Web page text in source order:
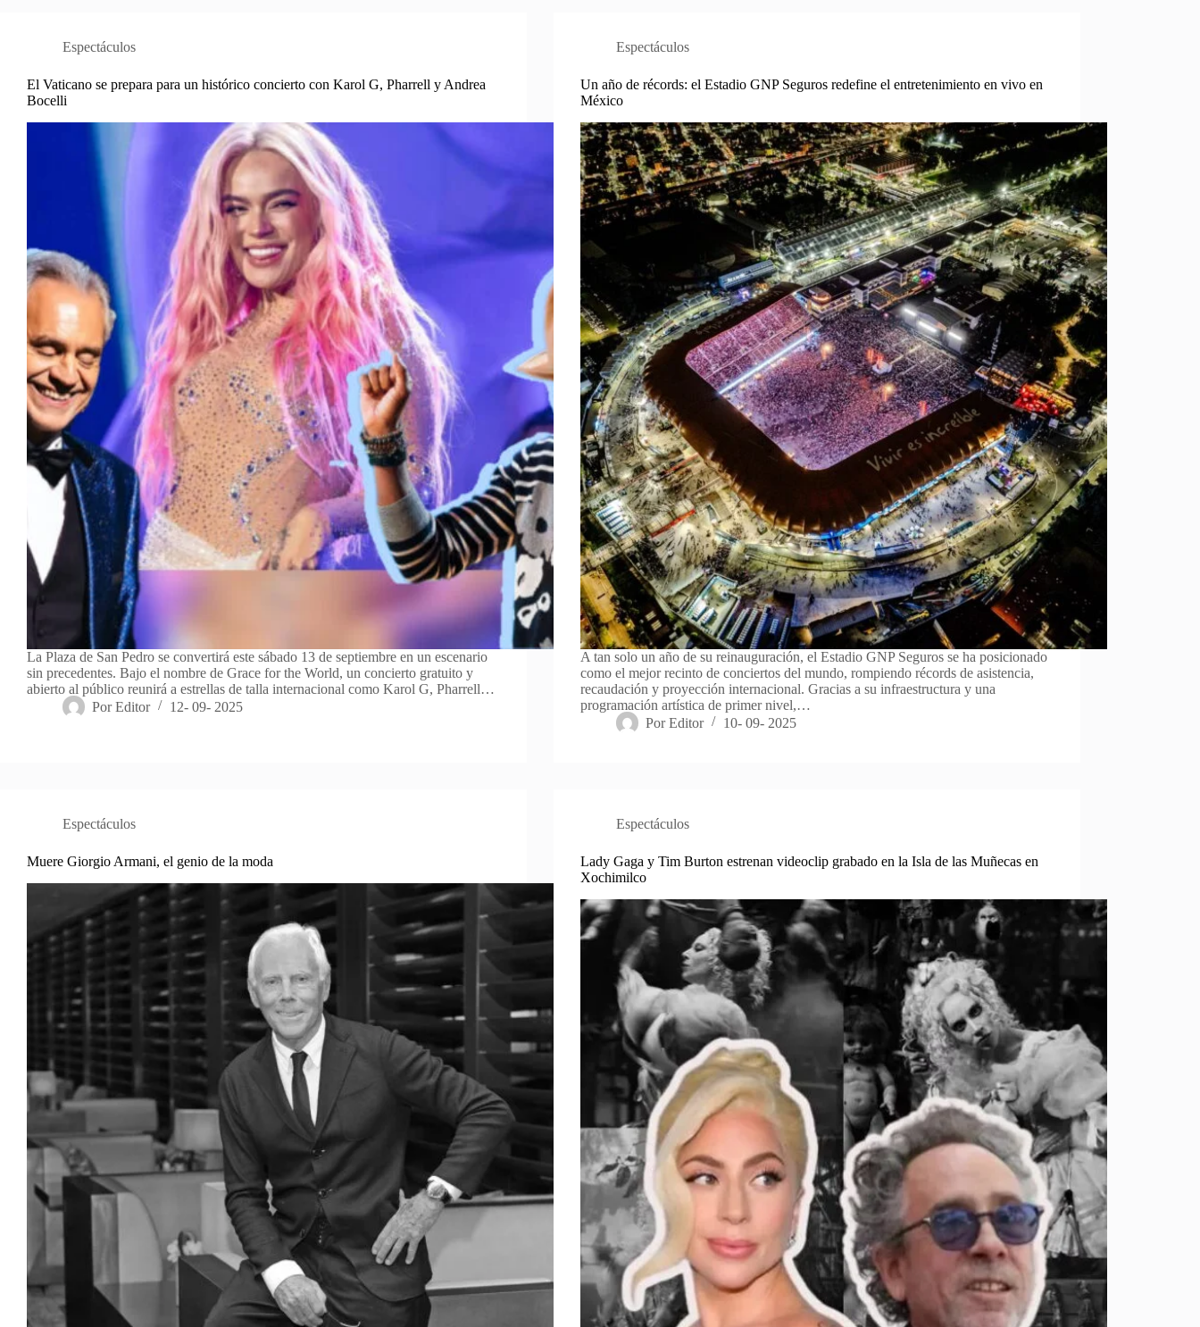
Espectáculos
El Vaticano se prepara para un histórico concierto con Karol G, Pharrell y Andrea
Bocelli
La Plaza de San Pedro se convertirá este sábado 13 de septiembre en un escenario
sin precedentes. Bajo el nombre de Grace for the World, un concierto gratuito y
abierto al público reunirá a estrellas de talla internacional como Karol G, Pharrell…
Por Editor 12- 09- 2025
Espectáculos
Un año de récords: el Estadio GNP Seguros redefine el entretenimiento en vivo en
México
A tan solo un año de su reinauguración, el Estadio GNP Seguros se ha posicionado
como el mejor recinto de conciertos del mundo, rompiendo récords de asistencia,
recaudación y proyección internacional. Gracias a su infraestructura y una
programación artística de primer nivel,…
Por Editor 10- 09- 2025
Espectáculos
Muere Giorgio Armani, el genio de la moda
Espectáculos
Lady Gaga y Tim Burton estrenan videoclip grabado en la Isla de las Muñecas en
Xochimilco